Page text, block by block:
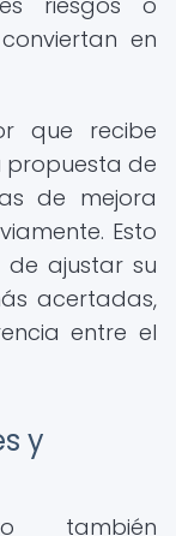
en
que recibe
propuesta de
de mejora
Esto
ajustar su
acertadas,
entre el
y
también